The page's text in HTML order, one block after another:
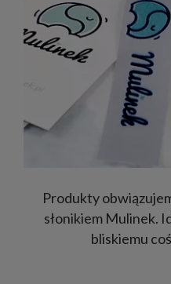
Produkty
słonikiem Mulinek.
bliskiemu